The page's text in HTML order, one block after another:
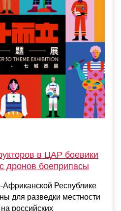
в ЦАР боевики
дронов боеприпасы
Республике
для разведки местности
российских